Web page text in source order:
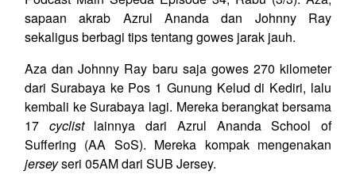
sapaan akrab Azrul Ananda dan Johnny Ray
sekaligus berbagi tips tentang gowes jarak jauh.
Aza dan Johnny Ray baru saja gowes 270 kilometer
dari Surabaya ke Pos 1 Gunung Kelud di Kediri, lalu
kembali ke Surabaya lagi. Mereka berangkat bersama
17 cyclistlainnya dari Azrul Ananda School of
Suffering (AA SoS). Mereka kompak mengenakan
jerseyseri 05AM dari SUB Jersey.